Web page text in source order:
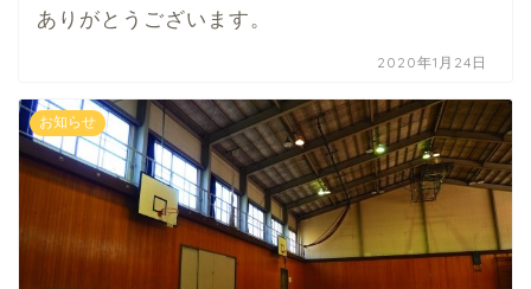
ありがとうございます。
2020年1月24日
お知らせ